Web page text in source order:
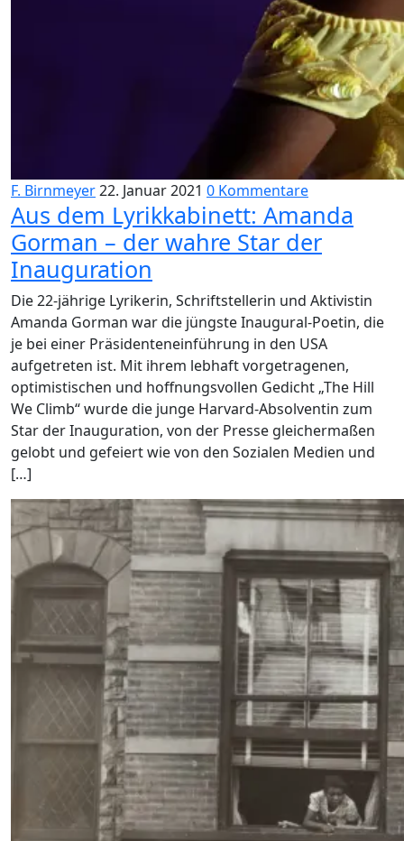
F. Birnmeyer22. Januar 2021 0 Kommentare
Aus dem Lyrikkabinett: Amanda
Gorman – der wahre Star der
Inauguration
Die 22-jährige Lyrikerin, Schriftstellerin und Aktivistin
Amanda Gorman war die jüngste Inaugural-Poetin, die
je bei einer Präsidenteneinführung in den USA
aufgetreten ist. Mit ihrem lebhaft vorgetragenen,
optimistischen und hoffnungsvollen Gedicht „The Hill
We Climb“ wurde die junge Harvard-Absolventin zum
Star der Inauguration, von der Presse gleichermaßen
gelobt und gefeiert wie von den Sozialen Medien und
[…]